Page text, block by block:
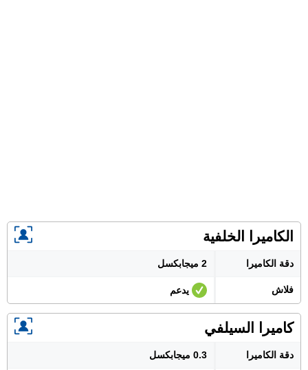
الكاميرا الخلفية
دقة الكاميرا 2 ميجابكسل
فلاش يدعم
كاميرا السيلفي
دقة الكاميرا 0.3 ميجابكسل